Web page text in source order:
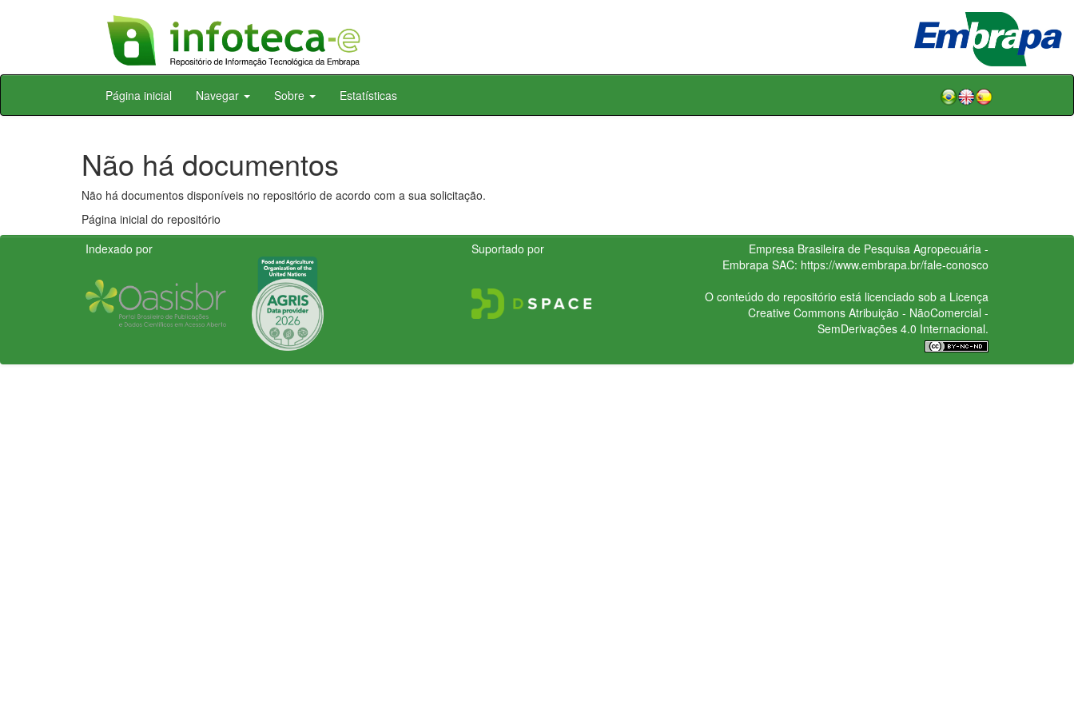
Skip
Página inicial Navegar Sobre Estatísticas
Não há documentos
Não há documentos disponíveis no repositório de acordo com a sua solicitação.
Página inicial do repositório
Indexado por
Suportado por
Empresa Brasileira de Pesquisa Agropecuária -
Embrapa SAC: https://www.embrapa.br/fale-conosco
O conteúdo do repositório está licenciado sob a Licença
Creative CommonsAtribuição - NãoComercial -
SemDerivações 4.0 Internacional.